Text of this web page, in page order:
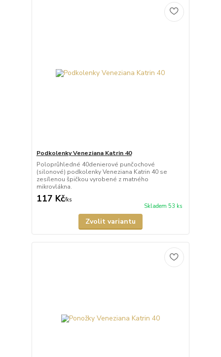
Podkolenky Veneziana Katrin 40
Poloprůhledné 40denierové punčochové
(silonové) podkolenky Veneziana Katrin 40 se
zesílenou špičkou vyrobené z matného
mikrovlákna.
117 Kč/ks
Skladem 53 ks
Zvolit variantu